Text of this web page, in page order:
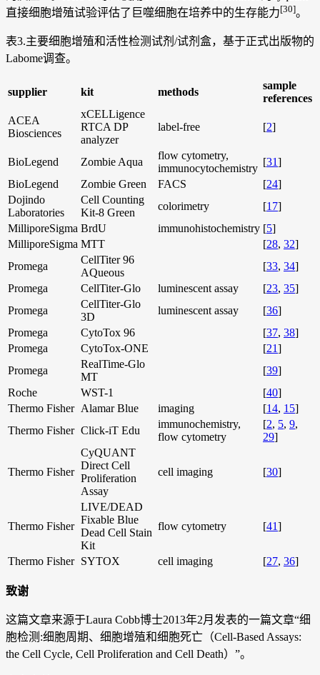
直接细胞增殖试验评估了巨噬细胞在培养中的生存能力[30]。
表3.主要细胞增殖和活性检测试剂/试剂盒，基于正式出版物的
Labome调查。
supplier kit methods
sample
references
ACEA
Biosciences
xCELLigence
RTCA DP
analyzer
label-free [2]
BioLegend Zombie Aqua
flow cytometry,
immunocytochemistry
[31]
BioLegend
Zombie Green FACS [24]
Dojindo
Laboratories
Cell Counting
Kit-8 Green
colorimetry [17]
MilliporeSigma BrdU immunohistochemistry [5]
MilliporeSigma MTT [28, 32]
Promega
CellTiter 96
AQueous
[33, 34]
Promega
CellTiter-Glo luminescent assay [23, 35]
Promega
CellTiter-Glo
3D
luminescent assay [36]
Promega
CytoTox 96 [37, 38]
Promega
CytoTox-ONE [21]
Promega
RealTime-Glo
MT
[39]
Roche
WST-1 [40]
Thermo Fisher Alamar Blue imaging [14, 15]
Thermo Fisher Click-iT Edu
immunochemistry,
flow cytometry
[2, 5, 9,
29]
Thermo Fisher
CyQUANT
Direct Cell
Proliferation
Assay
cell imaging [30]
Thermo Fisher
LIVE/DEAD
Fixable Blue
Dead Cell Stain
Kit
flow cytometry [41]
Thermo Fisher SYTOX cell imaging [27, 36]
致谢
这篇文章来源于Laura Cobb博士2013年2月发表的一篇文章“细
胞检测:细胞周期、细胞增殖和细胞死亡（Cell-Based Assays:
the Cell Cycle, Cell Proliferation and Cell Death）”。